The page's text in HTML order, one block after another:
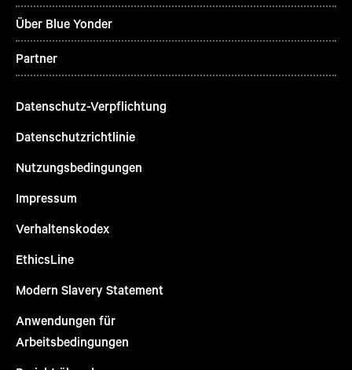
Über Blue Yonder
Partner
Datenschutz-Verpflichtung
Datenschutzrichtlinie
Nutzungsbedingungen
Impressum
Verhaltenskodex
EthicsLine
Modern Slavery Statement
Anwendungen für
Arbeitsbedingungen